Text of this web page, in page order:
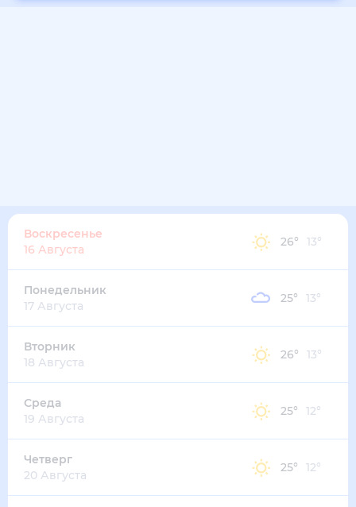
Воскресенье
16 Августа
26° 13°
Понедельник
17 Августа
25° 13°
Вторник
18 Августа
26° 13°
Среда
19 Августа
25° 12°
Четверг
20 Августа
25° 12°